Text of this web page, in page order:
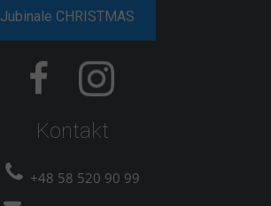
Kontakt
+48 58 520 90 99
Jubinale CHRISTMAS